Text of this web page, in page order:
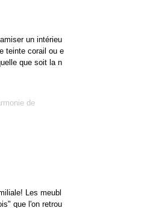
un intérieu
teinte corail ou e
que soit la n
de
Les meubl
que l'on retrou